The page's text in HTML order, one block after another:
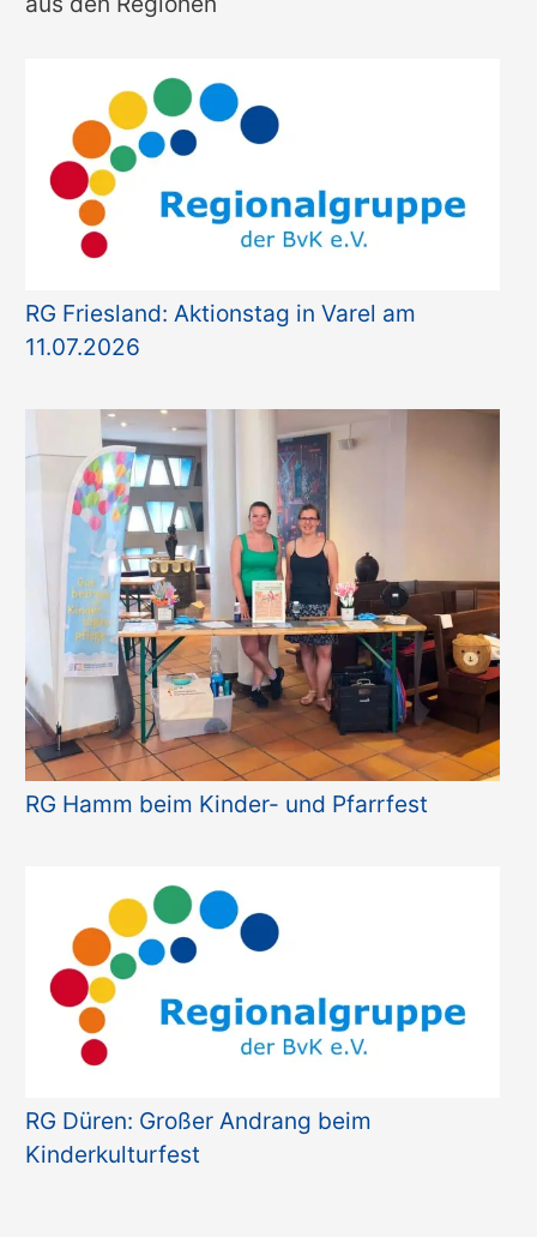
RG Friesland: Aktionstag in Varel am
11.07.2026
RG Hamm beim Kinder- und Pfarrfest
RG Düren: Großer Andrang beim
Kinderkulturfest